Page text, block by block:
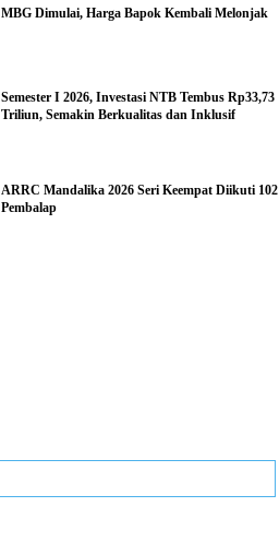
MBG Dimulai, Harga Bapok Kembali Melonjak
Semester I 2026, Investasi NTB Tembus Rp33,73
Triliun, Semakin Berkualitas dan Inklusif
ARRC Mandalika 2026 Seri Keempat Diikuti 102
Pembalap